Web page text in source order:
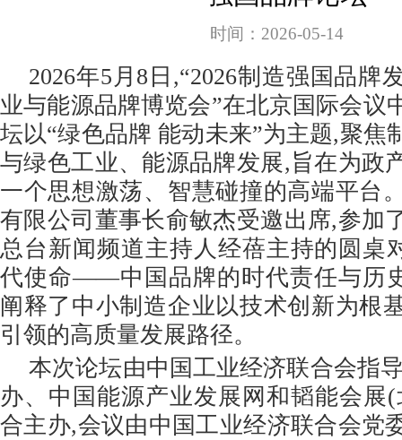
时间：2026-05-14
2026年5月8日,“2026制造强国品牌
业与能源品牌博览会”在北京国际会议
坛以“绿色品牌 能动未来”为主题,聚焦
与绿色工业、能源品牌发展,旨在为政
一个思想激荡、智慧碰撞的高端平台
有限公司董事长俞敏杰受邀出席,参加
总台新闻频道主持人经蓓主持的圆桌
代使命——中国品牌的时代责任与历
阐释了中小制造企业以技术创新为根
引领的高质量发展路径。
本次论坛由中国工业经济联合会指
办、中国能源产业发展网和韬能会展
合主办,会议由中国工业经济联合会党